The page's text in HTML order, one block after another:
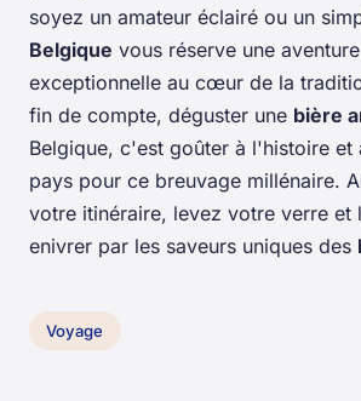
soyez un amateur éclairé ou un
Belgique vous réserve une
exceptionnelle au cœur de la
fin de compte, déguster une bière
Belgique, c'est goûter à l'histoire et
pays pour ce breuvage millénaire.
votre itinéraire, levez votre verre et
enivrer par les saveurs uniques des
Voyage